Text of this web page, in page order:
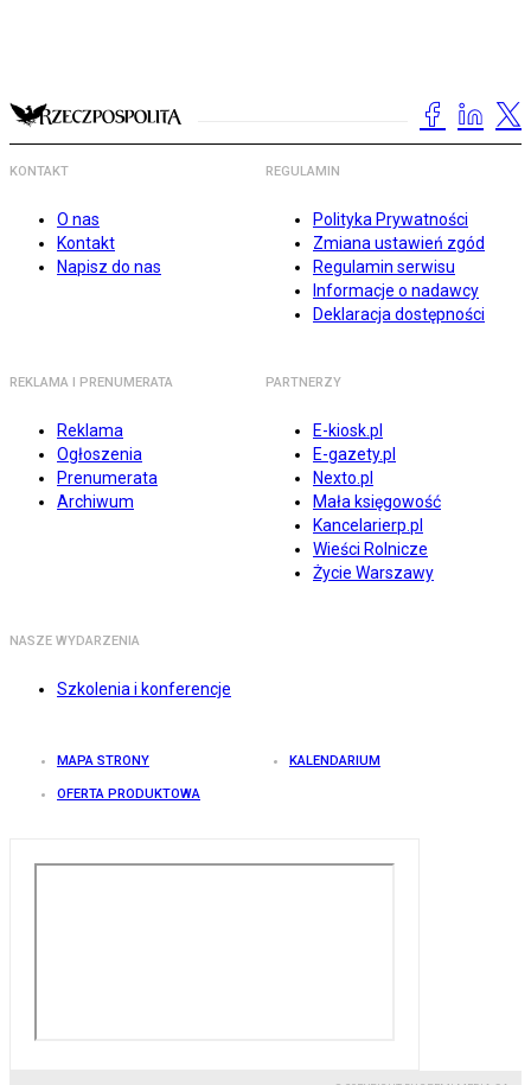
KONTAKT
O nas
Kontakt
Napisz do nas
REGULAMIN
Polityka Prywatności
Zmiana ustawień zgód
Regulamin serwisu
Informacje o nadawcy
Deklaracja dostępności
REKLAMA I PRENUMERATA
Reklama
Ogłoszenia
Prenumerata
Archiwum
PARTNERZY
E-kiosk.pl
E-gazety.pl
Nexto.pl
Mała księgowość
Kancelarierp.pl
Wieści Rolnicze
Życie Warszawy
NASZE WYDARZENIA
Szkolenia i konferencje
MAPA STRONY KALENDARIUM
OFERTA PRODUKTOWA